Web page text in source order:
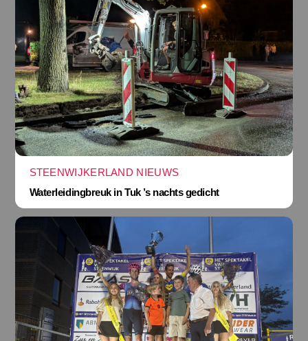
STEENWIJKERLAND NIEUWS
Waterleidingbreuk in Tuk ’s nachts gedicht